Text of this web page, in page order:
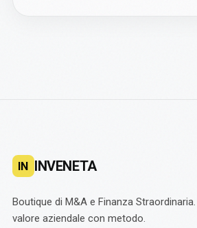
IN INVENETA
Boutique di M&A e Finanza
valore aziendale con metodo.